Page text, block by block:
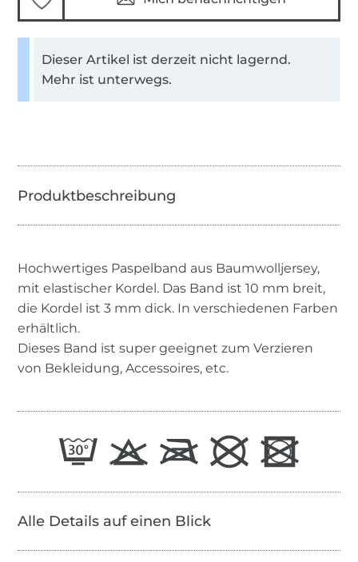
Dieser Artikel ist derzeit nicht lagernd.
Mehr ist unterwegs.
Hochwertiges Paspelband aus Baumwolljersey,
mit elastischer Kordel. Das Band ist 10 mm breit,
die Kordel ist 3 mm dick. In verschiedenen Farben
erhältlich.
Dieses Band ist super geeignet zum Verzieren
von Bekleidung, Accessoires, etc.
Alle Details auf einen Blick